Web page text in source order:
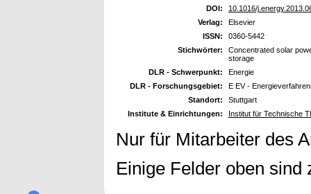
DOI:
10.1016/
Verlag:
Elsevier
ISSN:
0360-5442
Stichwörter:
Concentrated solar
storage
DLR - Schwerpunkt:
Energie
DLR - Forschungsgebiet:
E EV -
Standort:
Stuttgart
Institute & Einrichtungen:
Institut für Technische
Nur für Mitarbeiter des
Einige Felder oben